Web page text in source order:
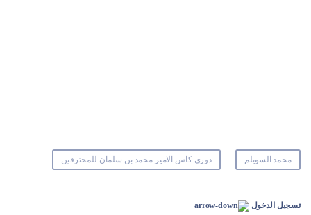
محمد السويلم دوري كاس الامير محمد بن سلمان للمحترفين
تسجيل الدخول